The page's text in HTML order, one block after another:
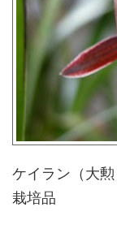
ケイラン（大
栽培品